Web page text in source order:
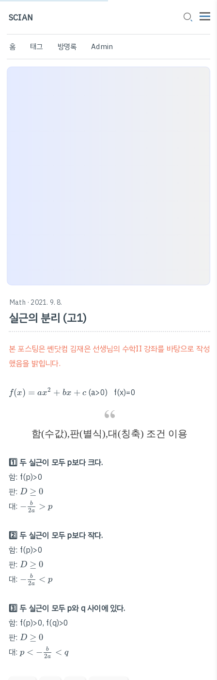
SCIAN
홈 태그 방명록 Admin
Math · 2021. 9. 8.
실근의 분리 (고1)
본 포스팅은 쎈닷컴 김재은 선생님의 수학II 강좌를 바탕으로 작성
했음을 밝힙니다.
f(x) = ax2 + bx + c
f(x = +b x c (a>0) f(x)=0
함(수값),판(별식),대(칭축) 조건 이용
1️⃣ 두 실근이 모두 p보다 크다.
함: f(p)>0
판: D ≥ 0
D≥0
대: − b
2a > p
b2a
2️⃣ 두 실근이 모두 p보다 작다.
함: f(p)>0
판: D ≥ 0
D≥0
대: − b
2a < p
b2a
3️⃣ 두 실근이 모두 p와 q 사이에 있다.
함: f(p)>0, f(q)>0
판: D ≥ 0
D≥0
대: p < − b
2a < q
<− 2a